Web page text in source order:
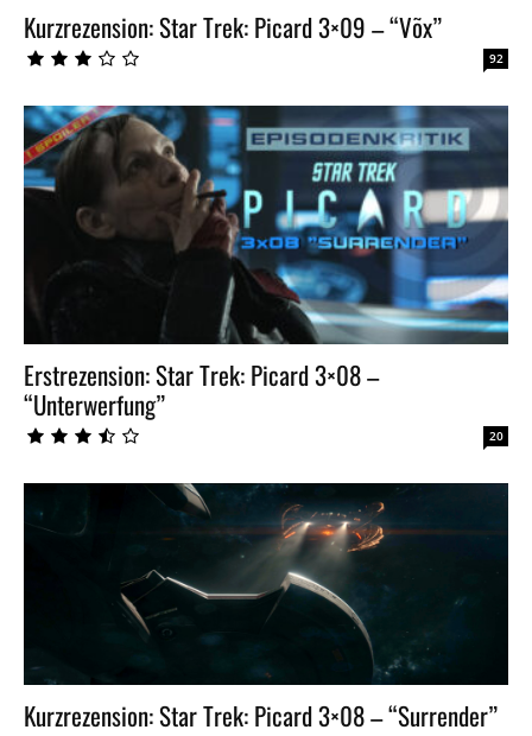
Kurzrezension: Star Trek: Picard 3×09 – “Võx”
92
Erstrezension: Star Trek: Picard 3×08 –
“Unterwerfung”
20
Kurzrezension: Star Trek: Picard 3×08 – “Surrender”